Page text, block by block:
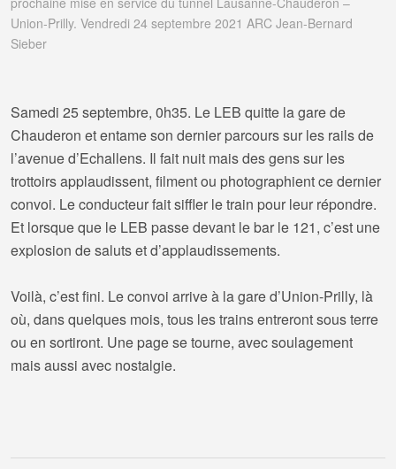
Union-Prilly. Vendredi 24 septembre 2021 ARC Jean-Bernard
Sieber
Samedi 25 septembre, 0h35. Le LEB quitte la gare de
Chauderon et entame son dernier parcours sur les rails de
l’avenue d’Echallens. Il fait nuit mais des gens sur les
trottoirs applaudissent, filment ou photographient ce dernier
convoi. Le conducteur fait siffler le train pour leur répondre.
Et lorsque que le LEB passe devant le bar le 121, c’est une
explosion de saluts et d’applaudissements.
Voilà, c’est fini. Le convoi arrive à la gare d’Union-Prilly, là
où, dans quelques mois, tous les trains entreront sous terre
ou en sortiront. Une page se tourne, avec soulagement
mais aussi avec nostalgie.